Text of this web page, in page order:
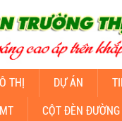
THỊ DỰ ÁN
CỘT ĐÈN ĐƯỜNG